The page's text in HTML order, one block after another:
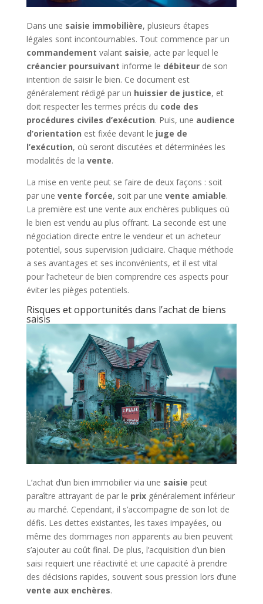
Dans une saisie immobilière, plusieurs étapes
légales sont incontournables. Tout commence par un
commandement valant saisie, acte par lequel le
créancier poursuivant informe le débiteurde son
intention de saisir le bien. Ce document est
généralement rédigé par un huissier de justice, et
doit respecter les termes précis du code des
procédures civiles d’exécution. Puis, une audience
d’orientation est fixée devant le juge de
l’exécution, où seront discutées et déterminées les
modalités de la vente.
La mise en vente peut se faire de deux façons : soit
par une vente forcée, soit par une vente amiable.
La première est une vente aux enchères publiques où
le bien est vendu au plus offrant. La seconde est une
négociation directe entre le vendeur et un acheteur
potentiel, sous supervision judiciaire. Chaque méthode
a ses avantages et ses inconvénients, et il est vital
pour l’acheteur de bien comprendre ces aspects pour
éviter les pièges potentiels.
Risques et opportunités dans l’achat de biens
saisis
L’achat d’un bien immobilier via une saisie peut
paraître attrayant de par le prixgénéralement inférieur
au marché. Cependant, il s’accompagne de son lot de
défis. Les dettes existantes, les taxes impayées, ou
même des dommages non apparents au bien peuvent
s’ajouter au coût final. De plus, l’acquisition d’un bien
saisi requiert une réactivité et une capacité à prendre
des décisions rapides, souvent sous pression lors d’une
vente aux enchères.